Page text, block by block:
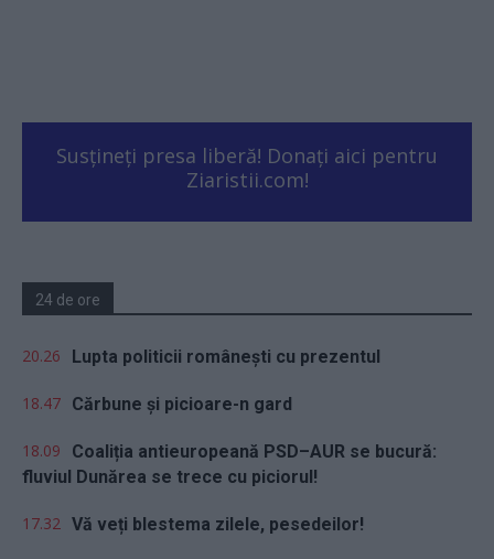
Susțineți presa liberă! Donați aici pentru
Ziaristii.com!
24 de ore
20.26 Lupta politicii românești cu prezentul
18.47 Cărbune și picioare-n gard
18.09
Coaliția antieuropeană PSD–AUR se bucură:
fluviul Dunărea se trece cu piciorul!
17.32 Vă veți blestema zilele, pesedeilor!